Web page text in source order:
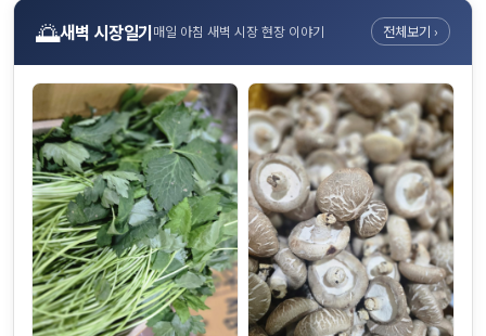
'꽃살집 전포점' 리뷰 1,500개 넘은 전포동 한우 맛집의 비결이 뭘
🌅새벽 시장일기매일 아침 새벽 시장 현장 이야기 전체보기 ›